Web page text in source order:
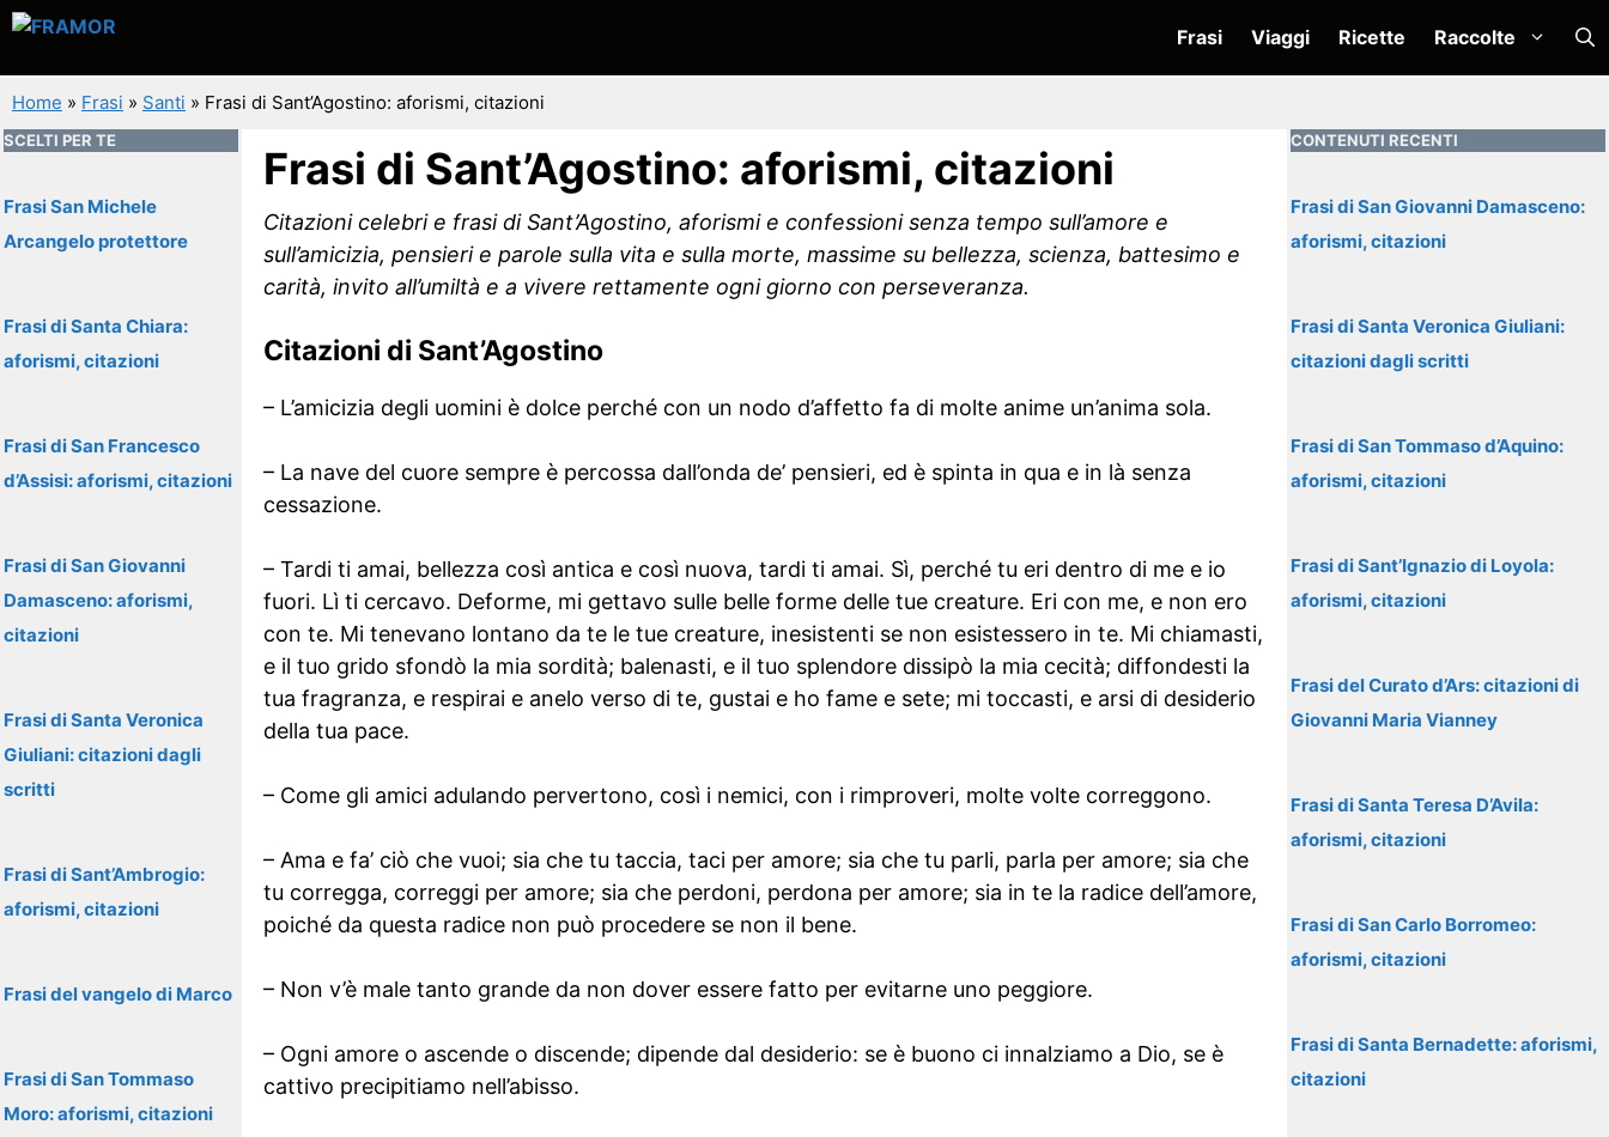
Vai
contenuto
Frasi Viaggi Ricette Raccolte
Home » Frasi » Santi » Frasi di Sant’Agostino: aforismi, citazioni
Frasi di Sant’Agostino: aforismi, citazioni
Citazioni celebri e frasi di Sant’Agostino, aforismi e confessioni senza tempo sull’amore e
sull’amicizia, pensieri e parole sulla vita e sulla morte, massime su bellezza, scienza, battesimo e
carità, invito all’umiltà e a vivere rettamente ogni giorno con perseveranza.
Citazioni di Sant’Agostino
– L’amicizia degli uomini è dolce perché con un nodo d’affetto fa di molte anime un’anima sola.
– La nave del cuore sempre è percossa dall’onda de’ pensieri, ed è spinta in qua e in là senza
cessazione.
– Tardi ti amai, bellezza così antica e così nuova, tardi ti amai. Sì, perché tu eri dentro di me e io
fuori. Lì ti cercavo. Deforme, mi gettavo sulle belle forme delle tue creature. Eri con me, e non ero
con te. Mi tenevano lontano da te le tue creature, inesistenti se non esistessero in te. Mi chiamasti,
e il tuo grido sfondò la mia sordità; balenasti, e il tuo splendore dissipò la mia cecità; diffondesti la
tua fragranza, e respirai e anelo verso di te, gustai e ho fame e sete; mi toccasti, e arsi di desiderio
della tua pace.
– Come gli amici adulando pervertono, così i nemici, con i rimproveri, molte volte correggono.
– Ama e fa’ ciò che vuoi; sia che tu taccia, taci per amore; sia che tu parli, parla per amore; sia che
tu corregga, correggi per amore; sia che perdoni, perdona per amore; sia in te la radice dell’amore,
poiché da questa radice non può procedere se non il bene.
– Non v’è male tanto grande da non dover essere fatto per evitarne uno peggiore.
– Ogni amore o ascende o discende; dipende dal desiderio: se è buono ci innalziamo a Dio, se è
cattivo precipitiamo nell’abisso.
SCELTI PER TE
Frasi San Michele
Arcangelo protettore
Frasi di Santa Chiara:
aforismi, citazioni
Frasi di San Francesco
d’Assisi: aforismi, citazioni
Frasi di San Giovanni
Damasceno: aforismi,
citazioni
Frasi di Santa Veronica
Giuliani: citazioni dagli
scritti
Frasi di Sant’Ambrogio:
aforismi, citazioni
Frasi del vangelo di Marco
Frasi di San Tommaso
Moro: aforismi, citazioni
CONTENUTI RECENTI
Frasi di San Giovanni Damasceno:
aforismi, citazioni
Frasi di Santa Veronica Giuliani:
citazioni dagli scritti
Frasi di San Tommaso d’Aquino:
aforismi, citazioni
Frasi di Sant’Ignazio di Loyola:
aforismi, citazioni
Frasi del Curato d’Ars: citazioni di
Giovanni Maria Vianney
Frasi di Santa Teresa D’Avila:
aforismi, citazioni
Frasi di San Carlo Borromeo:
aforismi, citazioni
Frasi di Santa Bernadette: aforismi,
citazioni